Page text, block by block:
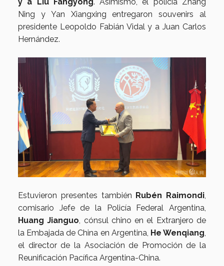
Ning y Yan Xiangxing entregaron souvenirs al
presidente Leopoldo Fabián Vidal y a Juan Carlos
Hernández.
Estuvieron presentes también Rubén Raimondi,
comisario Jefe de la Policía Federal Argentina,
Huang Jianguo, cónsul chino en el Extranjero de
la Embajada de China en Argentina, He Wenqiang,
el director de la Asociación de Promoción de la
Reunificación Pacífica Argentina-China.